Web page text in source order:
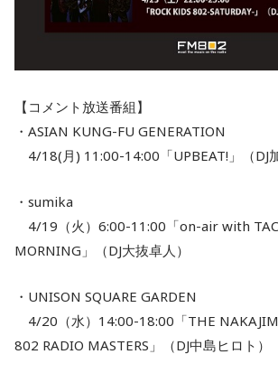
【コメント放送番組】
・ASIAN KUNG-FU GENERATION
4/18(月) 11:00-14:00「UPBEAT!」（DJ
・sumika
4/19（火）6:00-11:00「on-air with
MORNING」（DJ大抜卓人）
・UNISON SQUARE GARDEN
4/20（水）14:00-18:00「THE
802 RADIO MASTERS」（DJ中島ヒロト）